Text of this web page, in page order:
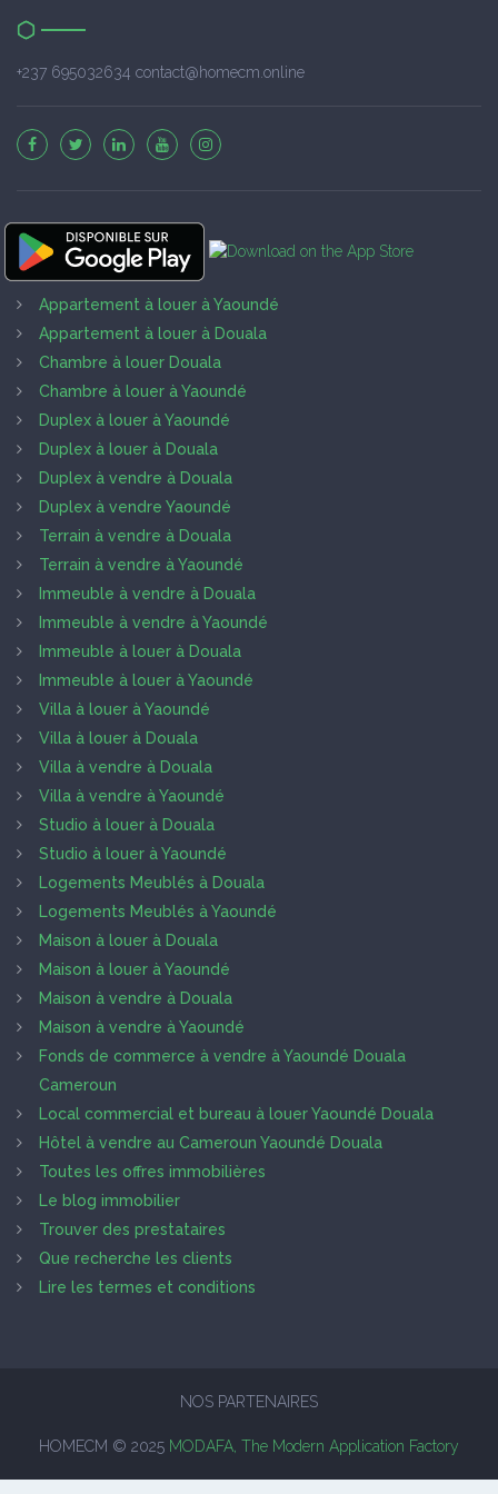
+237 695032634 contact@homecm.online
Appartement à louer à Yaoundé
Appartement à louer à Douala
Chambre à louer Douala
Chambre à louer à Yaoundé
Duplex à louer à Yaoundé
Duplex à louer à Douala
Duplex à vendre à Douala
Duplex à vendre Yaoundé
Terrain à vendre à Douala
Terrain à vendre à Yaoundé
Immeuble à vendre à Douala
Immeuble à vendre à Yaoundé
Immeuble à louer à Douala
Immeuble à louer à Yaoundé
Villa à louer à Yaoundé
Villa à louer à Douala
Villa à vendre à Douala
Villa à vendre à Yaoundé
Studio à louer à Douala
Studio à louer à Yaoundé
Logements Meublés à Douala
Logements Meublés à Yaoundé
Maison à louer à Douala
Maison à louer à Yaoundé
Maison à vendre à Douala
Maison à vendre à Yaoundé
Fonds de commerce à vendre à Yaoundé Douala
Cameroun
Local commercial et bureau à louer Yaoundé Douala
Hôtel à vendre au Cameroun Yaoundé Douala
Toutes les offres immobilières
Le blog immobilier
Trouver des prestataires
Que recherche les clients
Lire les termes et conditions
NOS PARTENAIRES
HOMECM © 2025 MODAFA, The Modern Application Factory